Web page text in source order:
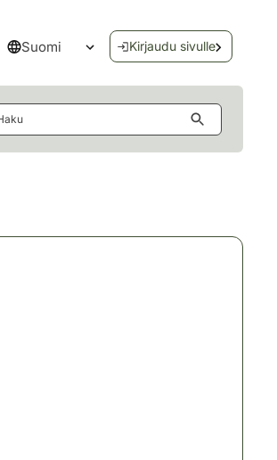
Suomi
Avaa kielivalikko
Kirjaudu sivulle